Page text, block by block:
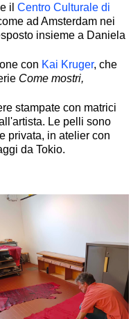
e il Centro Culturale di
ad Amsterdam nei
insieme a Daniela
con Kai Kruger, che
Come mostri,
stampate con matrici
Le pelli sono
privata, in atelier con
da Tokio.